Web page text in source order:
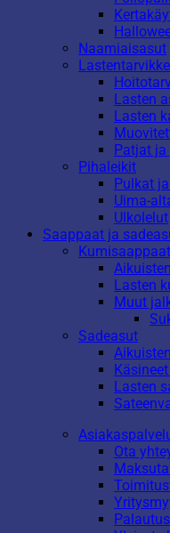
Naamiaisasut
Lasten
Lasten
Patjat ja
Pihaleikit
Pulkat
Uima-
Ulkolelut
Saappaat ja
Kumisaappaat
Lasten
Muut
Sadeasut
Lasten
Ota
Palautus